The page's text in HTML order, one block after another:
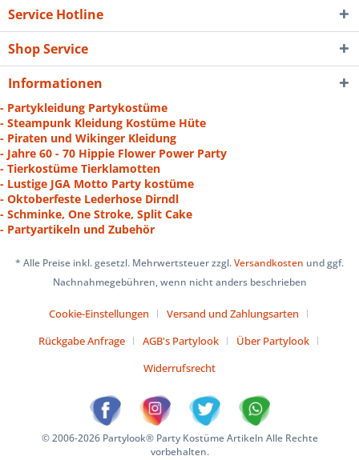
Service Hotline
Shop Service
Informationen
- Partykleidung Partykostüme
- Steampunk Kleidung Kostüme Hüte
- Piraten und Wikinger Kleidung
- Jahre 60 - 70 Hippie Flower Power Party
- Tierkostüme Tierklamotten
- Lustige JGA Motto Party kostüme
- Oktoberfeste Lederhose Dirndl
- Schminke, One Stroke, Split Cake
- Partyartikeln und Zubehör
* Alle Preise inkl. gesetzl. Mehrwertsteuer zzgl.Versandkosten und ggf.
Nachnahmegebühren, wenn nicht anders beschrieben
Cookie-Einstellungen
Versand und Zahlungsarten
Rückgabe Anfrage
AGB's Partylook
Über Partylook
Widerrufsrecht
© 2006-2026 Partylook® Party Kostüme Artikeln Alle Rechte
vorbehalten.